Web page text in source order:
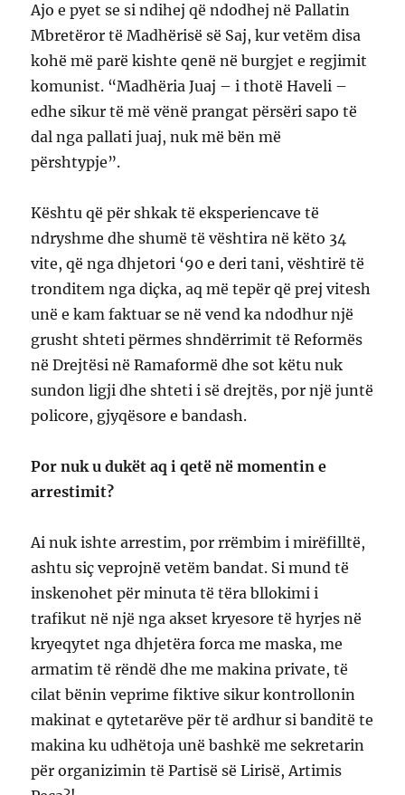
Ajo e pyet se si ndihej që ndodhej në Pallatin
Mbretëror të Madhërisë së Saj, kur vetëm disa
kohë më parë kishte qenë në burgjet e regjimit
komunist. “Madhëria Juaj – i thotë Haveli –
edhe sikur të më vënë prangat përsëri sapo të
dal nga pallati juaj, nuk më bën më
përshtypje”.
Kështu që për shkak të eksperiencave të
ndryshme dhe shumë të vështira në këto 34
vite, që nga dhjetori ‘90 e deri tani, vështirë të
tronditem nga diçka, aq më tepër që prej vitesh
unë e kam faktuar se në vend ka ndodhur një
grusht shteti përmes shndërrimit të Reformës
në Drejtësi në Ramaformë dhe sot këtu nuk
sundon ligji dhe shteti i së drejtës, por një juntë
policore, gjyqësore e bandash.
Por nuk u dukët aq i qetë në momentin e
arrestimit?
Ai nuk ishte arrestim, por rrëmbim i mirëfilltë,
ashtu siç veprojnë vetëm bandat. Si mund të
inskenohet për minuta të tëra bllokimi i
trafikut në një nga akset kryesore të hyrjes në
kryeqytet nga dhjetëra forca me maska, me
armatim të rëndë dhe me makina private, të
cilat bënin veprime fiktive sikur kontrollonin
makinat e qytetarëve për të ardhur si banditë te
makina ku udhëtoja unë bashkë me sekretarin
për organizimin të Partisë së Lirisë, Artimis